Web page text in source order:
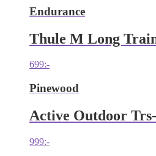
Endurance
Thule M Long
699:-
Pinewood
Active Outdoor
999:-